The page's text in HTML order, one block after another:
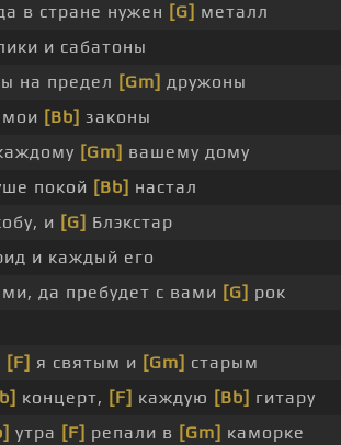
в стране нужен [G] металл
и сабатоны
на предел [Gm] дружоны
[Bb] законы
[Gm] вашему дому
покой [Bb] настал
и [G] Блэкстар
и каждый его
да пребудет с вами [G] рок
[F] я святым и [Gm] старым
концерт, [F] каждую [Bb] гитару
утра [F] репали в [Gm] каморке